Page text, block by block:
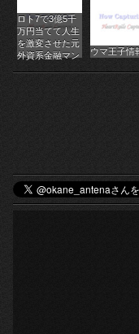
ロト7で3億5千
万円当てて人生
を激変させた元
外資系金融マン
ウマ王子情